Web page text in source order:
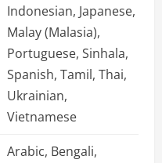
Indonesian, Japanese,
Malay (Malasia),
Portuguese, Sinhala,
Spanish, Tamil, Thai,
Ukrainian,
Vietnamese
Arabic, Bengali,